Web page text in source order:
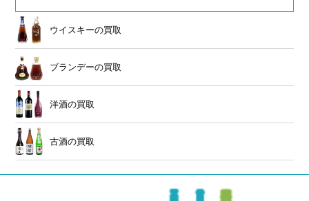
ウイスキーの買取
ブランデーの買取
洋酒の買取
古酒の買取